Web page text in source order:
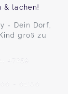
& lachen!
- Dein Dorf,
groß zu
47259
- 01:00